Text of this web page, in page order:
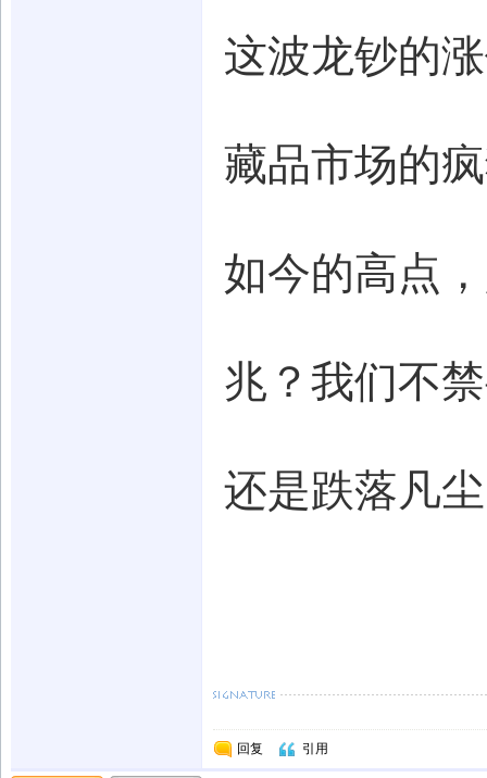
这波龙钞的
藏品市场的
如今的高点
兆？我们不
还是跌落凡
回复 引用